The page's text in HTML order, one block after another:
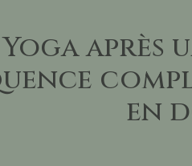
Yoga après
en